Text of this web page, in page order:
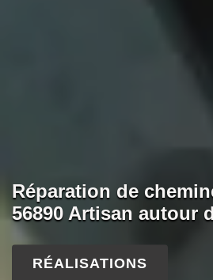
Réparation de
56890 Artisan autour
RÉALISATIONS